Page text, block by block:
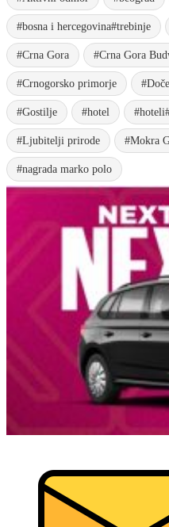
#bosna i hercegovina#trebinje
#Crna Gora #Crna Gora
#Crnogorsko primorje
#Gostilje #hotel
#Ljubitelji prirode #Mokra
#nagrada marko polo